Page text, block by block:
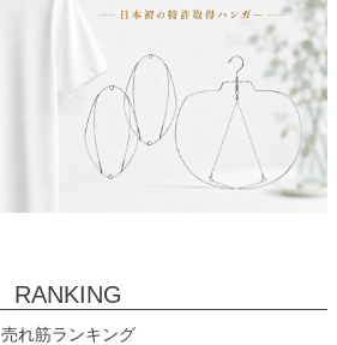
RANKING
売れ筋ランキング